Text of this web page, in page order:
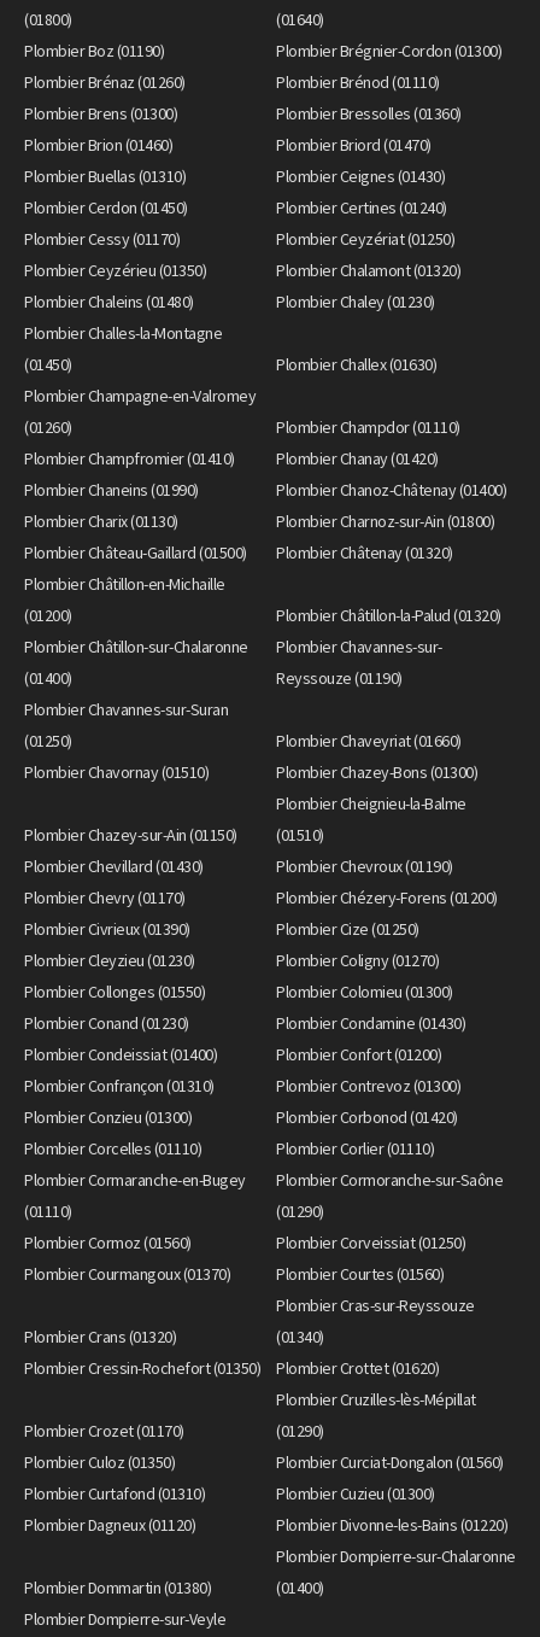
(01800)
(01640)
Plombier Boz (01190)
Plombier Brégnier-Cordon (01300)
Plombier Brénaz (01260)
Plombier Brénod (01110)
Plombier Brens (01300)
Plombier Bressolles (01360)
Plombier Brion (01460)
Plombier Briord (01470)
Plombier Buellas (01310)
Plombier Ceignes (01430)
Plombier Cerdon (01450)
Plombier Certines (01240)
Plombier Cessy (01170)
Plombier Ceyzériat (01250)
Plombier Ceyzérieu (01350)
Plombier Chalamont (01320)
Plombier Chaleins (01480)
Plombier Chaley (01230)
Plombier Challes-la-Montagne
(01450)
Plombier Challex (01630)
Plombier Champagne-en-Valromey
(01260)
Plombier Champdor (01110)
Plombier Champfromier (01410)
Plombier Chanay (01420)
Plombier Chaneins (01990)
Plombier Chanoz-Châtenay (01400)
Plombier Charix (01130)
Plombier Charnoz-sur-Ain (01800)
Plombier Château-Gaillard (01500)
Plombier Châtenay (01320)
Plombier Châtillon-en-Michaille
(01200)
Plombier Châtillon-la-Palud (01320)
Plombier Châtillon-sur-Chalaronne
(01400)
Plombier Chavannes-sur-
Reyssouze (01190)
Plombier Chavannes-sur-Suran
(01250)
Plombier Chaveyriat (01660)
Plombier Chavornay (01510)
Plombier Chazey-Bons (01300)
Plombier Chazey-sur-Ain (01150)
Plombier Cheignieu-la-Balme
(01510)
Plombier Chevillard (01430)
Plombier Chevroux (01190)
Plombier Chevry (01170)
Plombier Chézery-Forens (01200)
Plombier Civrieux (01390)
Plombier Cize (01250)
Plombier Cleyzieu (01230)
Plombier Coligny (01270)
Plombier Collonges (01550)
Plombier Colomieu (01300)
Plombier Conand (01230)
Plombier Condamine (01430)
Plombier Condeissiat (01400)
Plombier Confort (01200)
Plombier Confrançon (01310)
Plombier Contrevoz (01300)
Plombier Conzieu (01300)
Plombier Corbonod (01420)
Plombier Corcelles (01110)
Plombier Corlier (01110)
Plombier Cormaranche-en-Bugey
(01110)
Plombier Cormoranche-sur-Saône
(01290)
Plombier Cormoz (01560)
Plombier Corveissiat (01250)
Plombier Courmangoux (01370)
Plombier Courtes (01560)
Plombier Crans (01320)
Plombier Cras-sur-Reyssouze
(01340)
Plombier Cressin-Rochefort (01350)
Plombier Crottet (01620)
Plombier Crozet (01170)
Plombier Cruzilles-lès-Mépillat
(01290)
Plombier Culoz (01350)
Plombier Curciat-Dongalon (01560)
Plombier Curtafond (01310)
Plombier Cuzieu (01300)
Plombier Dagneux (01120)
Plombier Divonne-les-Bains (01220)
Plombier Dommartin (01380)
Plombier Dompierre-sur-Chalaronne
(01400)
Plombier Dompierre-sur-Veyle